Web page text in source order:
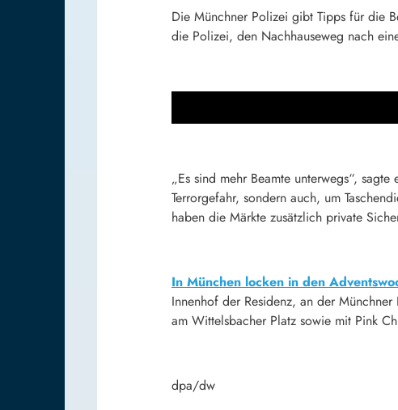
Die Münchner Polizei gibt Tipps für die
die Polizei, den Nachhauseweg nach
„Es sind mehr Beamte unterwegs“,
Terrorgefahr, sondern auch, um
haben die Märkte zusätzlich private
In München locken in den
Innenhof der Residenz, an der
am Wittelsbacher Platz sowie mit Pink
dpa/dw